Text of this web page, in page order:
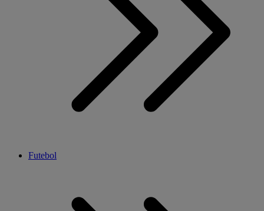
Futebol